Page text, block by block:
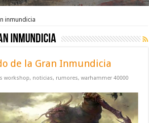
inmundicia
inmundicia
de la Gran Inmundicia
workshop, noticias, rumores,warhammer 40000